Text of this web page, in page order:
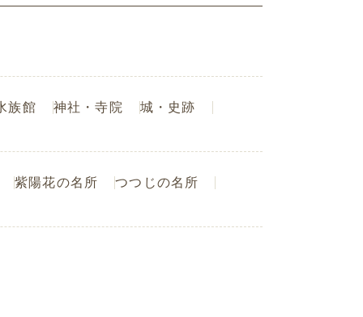
族館 神社・寺院 城・史跡
紫陽花の名所 つつじの名所